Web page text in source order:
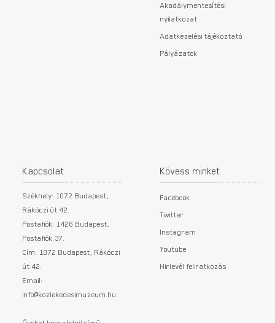
Akadálymentesítési
nyilatkozat
Adatkezelési tájékoztató
Pályázatok
Kapcsolat
Székhely: 1072 Budapest,
Rákóczi út 42.
Postafiók: 1426 Budapest,
Postafiók 37.
Cím: 1072 Budapest, Rákóczi
út 42.
Email:
info@kozlekedesimuzeum.hu
Kövess minket
Facebook
Twitter
Instagram
Youtube
Hirlevél feliratkozás